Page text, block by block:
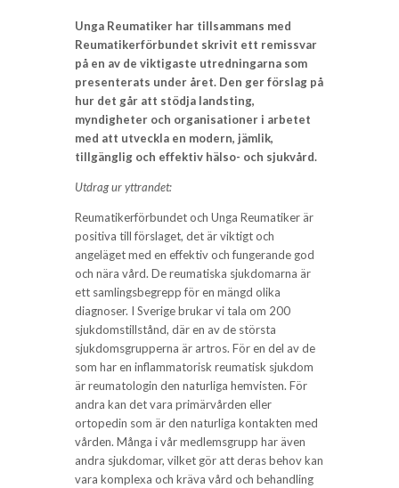
Unga Reumatiker har tillsammans med
Reumatikerförbundet skrivit ett remissvar
på en av de viktigaste utredningarna som
presenterats under året. Den ger förslag på
hur det går att stödja landsting,
myndigheter och organisationer i arbetet
med att utveckla en modern, jämlik,
tillgänglig och effektiv hälso- och sjukvård.
Utdrag ur yttrandet:
Reumatikerförbundet och Unga Reumatiker är
positiva till förslaget, det är viktigt och
angeläget med en effektiv och fungerande god
och nära vård. De reumatiska sjukdomarna är
ett samlingsbegrepp för en mängd olika
diagnoser. I Sverige brukar vi tala om 200
sjukdomstillstånd, där en av de största
sjukdomsgrupperna är artros. För en del av de
som har en inflammatorisk reumatisk sjukdom
är reumatologin den naturliga hemvisten. För
andra kan det vara primärvården eller
ortopedin som är den naturliga kontakten med
vården. Många i vår medlemsgrupp har även
andra sjukdomar, vilket gör att deras behov kan
vara komplexa och kräva vård och behandling